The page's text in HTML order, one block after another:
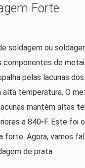
Forte
soldagem ou
componentes de
pelas lacunas
alta temperatura. O
mantém altas
a 840◦F. Este foi
forte. Agora, vamos
de prata.